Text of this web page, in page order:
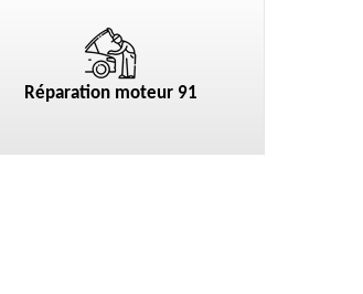
Réparation moteur 91